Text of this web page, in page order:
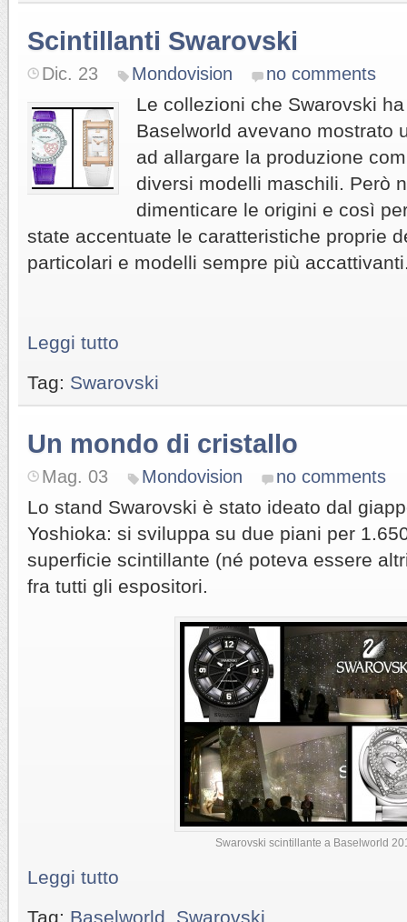
Scintillanti Swarovski
Dic. 23 Mondovision no comments
Le collezioni che Swarovski
Baselworld avevano mostrato
ad allargare la produzione
diversi modelli maschili. Però
dimenticare le origini e così
state accentuate le caratteristiche proprie
particolari e modelli sempre più
Leggi tutto
Tag: Swarovski
Un mondo di cristallo
Mag. 03 Mondovision no comments
Lo stand Swarovski è stato ideato dal
Yoshioka: si sviluppa su due piani per
superficie scintillante (né poteva essere
fra tutti gli espositori.
Swarovski scintillante a Baselworld
Leggi tutto
Tag: Baselworld Swarovski